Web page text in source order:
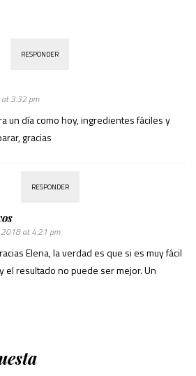
RESPONDER
3:32 pm
un día como hoy, ingredientes fáciles y
gracias
RESPONDER
at 4:21 pm
Elena, la verdad es que si es muy fácil
el resultado no puede ser mejor. Un